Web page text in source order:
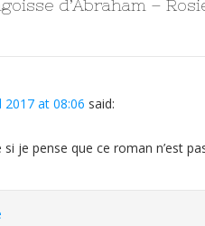
d’Abraham –
2017 at 08:06 said:
si je pense que ce roman n’est